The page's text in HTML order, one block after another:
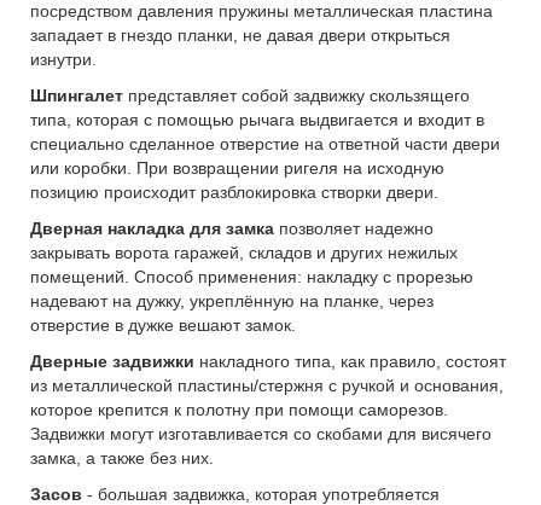
посредством давления пружины металлическая пластина
западает в гнездо планки, не давая двери открыться
изнутри.
Шпингалет представляет собой задвижку скользящего
типа, которая с помощью рычага выдвигается и входит в
специально сделанное отверстие на ответной части двери
или коробки. При возвращении ригеля на исходную
позицию происходит разблокировка створки двери.
Дверная накладка для замка позволяет надежно
закрывать ворота гаражей, складов и других нежилых
помещений. Способ применения: накладку с прорезью
надевают на дужку, укреплённую на планке, через
отверстие в дужке вешают замок.
Дверные задвижки накладного типа, как правило, состоят
из металлической пластины/стержня с ручкой и основания,
которое крепится к полотну при помощи саморезов.
Задвижки могут изготавливается со скобами для висячего
замка, а также без них.
Засов - большая задвижка, которая употребляется